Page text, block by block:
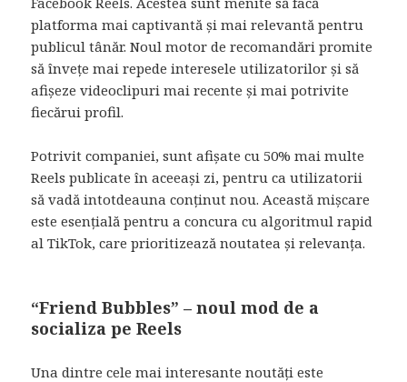
platforma mai captivantă și mai relevantă pentru
publicul tânăr. Noul motor de recomandări promite
să învețe mai repede interesele utilizatorilor și să
afișeze videoclipuri mai recente și mai potrivite
fiecărui profil.
Potrivit companiei, sunt afișate cu 50% mai multe
Reels publicate în aceeași zi, pentru ca utilizatorii
să vadă intotdeauna conținut nou. Această mișcare
este esențială pentru a concura cu algoritmul rapid
al TikTok, care prioritizează noutatea și relevanța.
“Friend Bubbles” – noul mod de a
socializa pe Reels
Una dintre cele mai interesante noutăți este